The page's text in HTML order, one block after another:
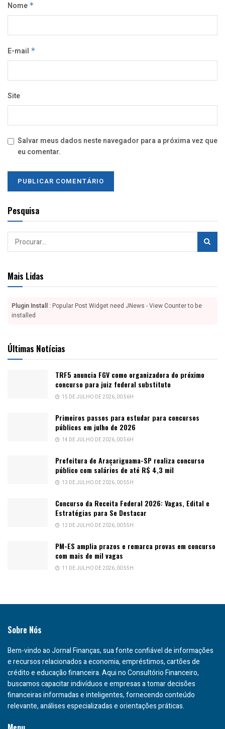
Nome *
E-mail *
Site
Salvar meus dados neste navegador para a próxima vez que
eu comentar.
Pesquisa
Mais Lidas
Plugin Install : Popular Post Widget need JNews - View Counter to be
installed
Últimas Notícias
TRF5 anuncia FGV como organizadora do próximo
concurso para juiz federal substituto
15 DE JULHO DE 2026, 00:56H
Primeiros passos para estudar para concursos
públicos em julho de 2026
14 DE JULHO DE 2026, 00:56H
Prefeitura de Araçariguama-SP realiza concurso
público com salários de até R$ 4,3 mil
13 DE JULHO DE 2026, 00:55H
Concurso da Receita Federal 2026: Vagas, Edital e
Estratégias para Se Destacar
12 DE JULHO DE 2026, 00:55H
PM-ES amplia prazos e remarca provas em concurso
com mais de mil vagas
11 DE JULHO DE 2026, 00:55H
Sobre Nós
Bem-vindo ao Jornal Finanças, sua fonte confiável de informações
e recursos relacionados a economia, empréstimos, cartões de
crédito e educação financeira. Aqui no Consultório Financeiro,
buscamos capacitar indivíduos e empresas a tomar decisões
financeiras informadas e inteligentes, fornecendo conteúdo
relevante, análises especializadas e orientações práticas.